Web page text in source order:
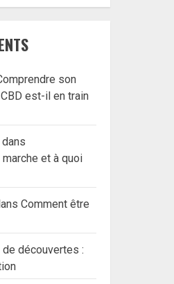
son
est-il en train
dans
et à quoi
Comment être
découvertes :